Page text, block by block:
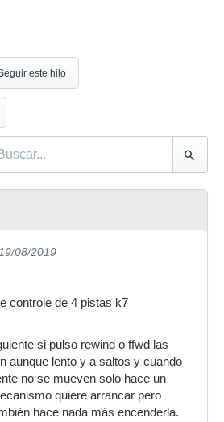
este hilo
08/2019
controle de 4 pistas k7
si pulso rewind o ffwd las
aunque lento y a saltos y cuando
no se mueven solo hace un
quiere arrancar pero
hace nada más encenderla.